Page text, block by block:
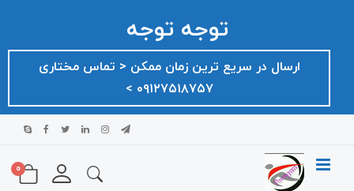
توجه توجه
ارسال در سریع ترین زمان ممکن ‌< تماس مختاری
۰۹۱۲۷۵۱۸۷۵۷ >
0